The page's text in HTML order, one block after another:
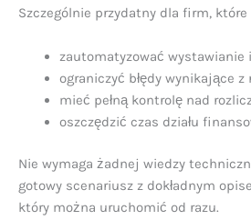
Szczególnie przydatny dla firm, które
zautomatyzować wystawianie
ograniczyć błędy wynikające
mieć pełną kontrolę nad
oszczędzić czas działu
Nie wymaga żadnej wiedzy
gotowy scenariusz z dokładnym
który można uruchomić od razu.